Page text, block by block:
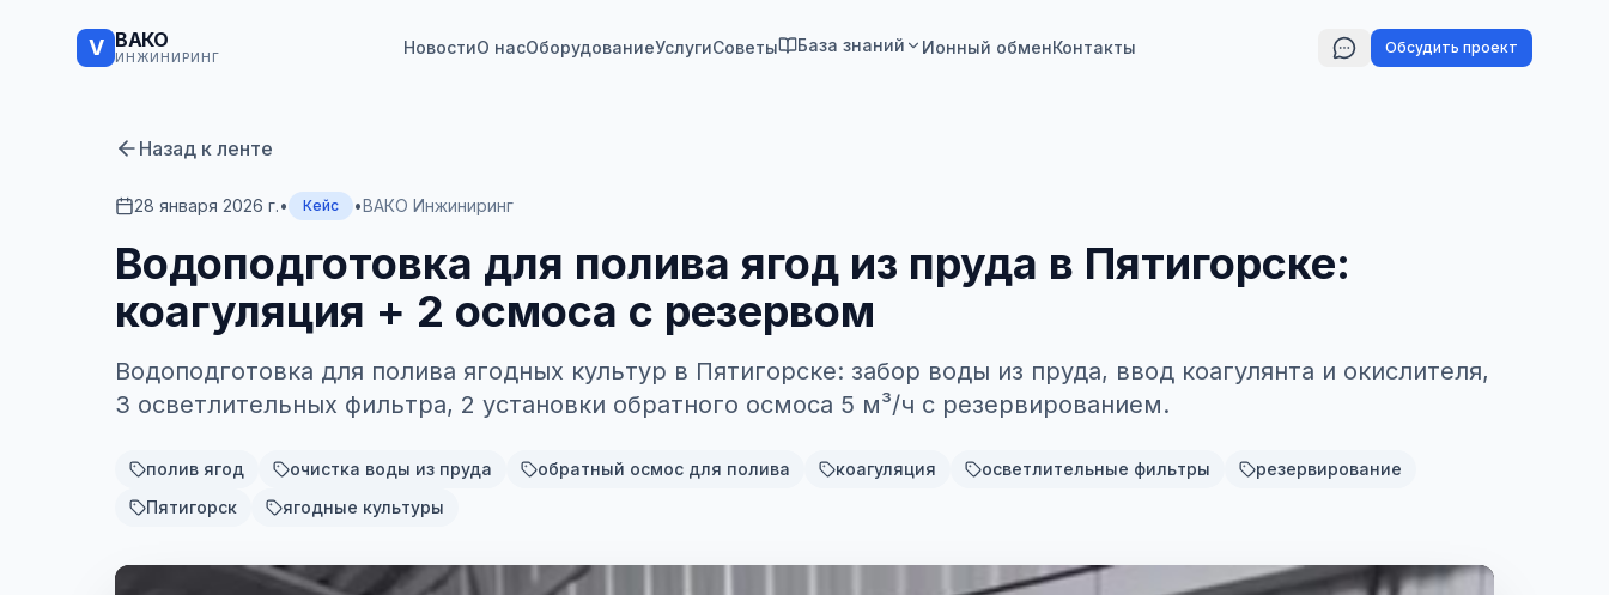
V ВАКО
ИНЖИНИРИНГ НовостиО насОборудованиеУслугиСоветы База знаний Ионный обменКонтакты Обсудить проект
Назад к ленте
28 января 2026 г.• Кейс •ВАКО Инжиниринг
Водоподготовка для полива ягод из пруда в Пятигорске:
коагуляция + 2 осмоса с резервом
Водоподготовка для полива ягодных культур в Пятигорске: забор воды из пруда, ввод коагулянта и окислителя,
3 осветлительных фильтра, 2 установки обратного осмоса 5 м³/ч с резервированием.
полив ягод очистка воды из пруда обратный осмос для полива коагуляция осветлительные фильтры
резервирование
Пятигорск
ягодные культуры